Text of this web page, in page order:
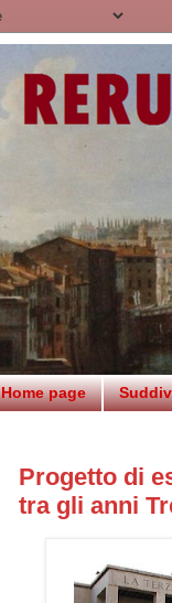
Home page
Progetto di
tra gli anni